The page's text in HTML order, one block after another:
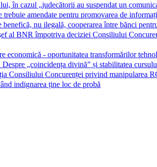
în cazul „judecătorii au suspendat un
amendate pentru promovarea de
nu ilegală, cooperarea între bănci
al BNR împotriva deciziei Consiliului
economică - oportunitatea transformărilor
„coincidența divină” și stabilitatea
Consiliului Concurenței privind manipularea
indignarea ține loc de probă